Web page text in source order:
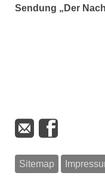
Sendung „Der
Sitemap